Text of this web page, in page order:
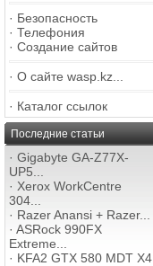
· Безопасность
· Телефония
· Создание сайтов
· О сайте wasp.kz...
· Каталог ссылок
Последние статьи
· Gigabyte GA-Z77X-
UP5...
· Xerox WorkCentre
304...
· Razer Anansi + Razer...
· ASRock 990FX
Extreme...
· KFA2 GTX 580 MDT X4